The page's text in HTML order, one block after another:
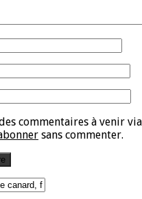
commentaires à venir
sans commenter.